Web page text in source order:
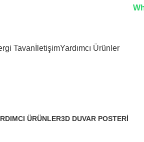
Tavan İletişimYardımcı Ürünler
ÜRÜNLER3D DUVAR POSTERI